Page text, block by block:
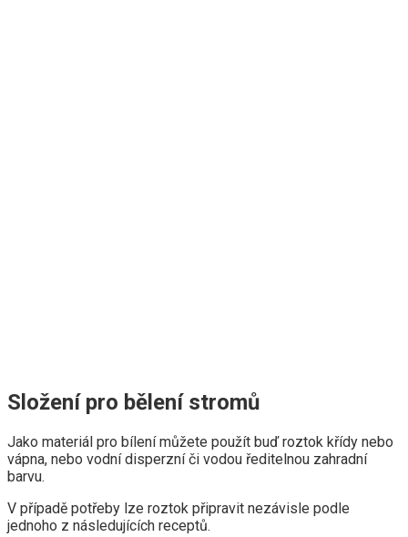
Složení pro bělení stromů
Jako materiál pro bílení můžete použít buď roztok křídy nebo
vápna, nebo vodní disperzní či vodou ředitelnou zahradní
barvu.
V případě potřeby lze roztok připravit nezávisle podle
jednoho z následujících receptů.